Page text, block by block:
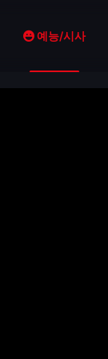
예능/시사